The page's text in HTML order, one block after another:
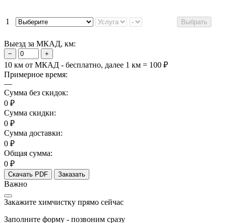
1 Выбрать
Выезд за МКАД, км:
− +
10 км от МКАД - бесплатно, далее 1 км = 100 ₽
Примерное время:
—
Сумма без скидок:
0 ₽
Сумма скидки:
0 ₽
Сумма доставки:
0 ₽
Общая сумма:
0 ₽
Скачать PDF Заказать
Важно
Закажите химчистку прямо сейчас
Заполните форму - позвоним сразу